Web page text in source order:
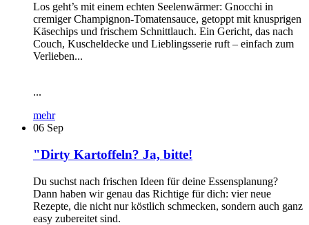
Los geht’s mit einem echten Seelenwärmer: Gnocchi in
cremiger Champignon-Tomatensauce, getoppt mit knusprigen
Käsechips und frischem Schnittlauch. Ein Gericht, das nach
Couch, Kuscheldecke und Lieblingsserie ruft – einfach zum
Verlieben...
...
mehr
06 Sep
"Dirty Kartoffeln? Ja, bitte!
Du suchst nach frischen Ideen für deine Essensplanung?
Dann haben wir genau das Richtige für dich: vier neue
Rezepte, die nicht nur köstlich schmecken, sondern auch ganz
easy zubereitet sind.